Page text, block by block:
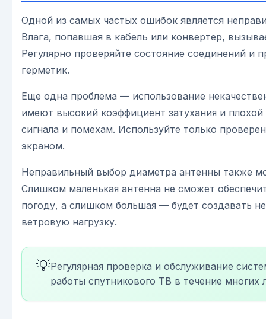
Одной из самых частых ошибок является
Влага, попавшая в кабель или конвертер,
Регулярно проверяйте состояние соединений и
герметик.
Еще одна проблема — использование
имеют высокий коэффициент затухания и
сигнала и помехам. Используйте только
экраном.
Неправильный выбор диаметра антенны также
Слишком маленькая антенна не сможет
погоду, а слишком большая — будет создавать
ветровую нагрузку.
💡Регулярная проверка и обслуживание
работы спутникового ТВ в течение многих